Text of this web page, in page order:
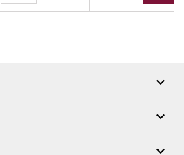


